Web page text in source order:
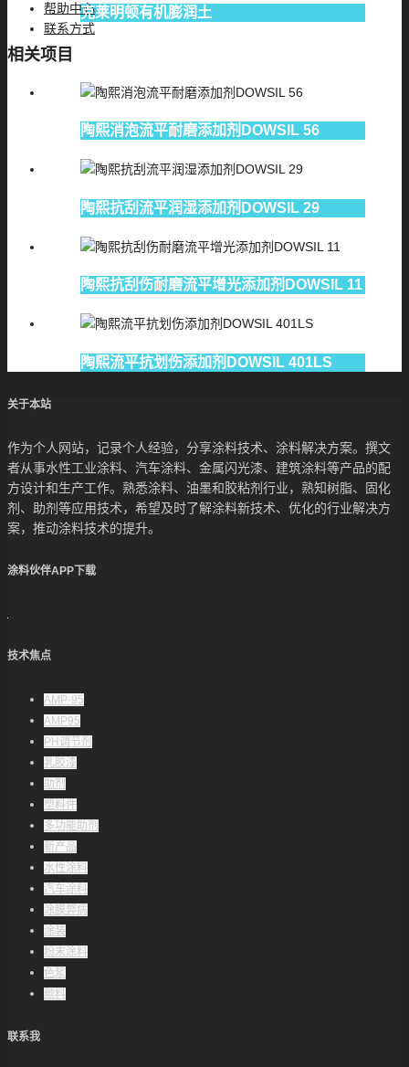
帮助中心
联系方式
克莱明顿有机膨润土
相关项目
陶熙消泡流平耐磨添加剂DOWSIL 56
陶熙抗刮流平润湿添加剂DOWSIL 29
陶熙抗刮伤耐磨流平增光添加剂DOWSIL 11
陶熙流平抗划伤添加剂DOWSIL 401LS
关于本站
作为个人网站，记录个人经验，分享涂料技术、涂料解决方案。撰文
者从事水性工业涂料、汽车涂料、金属闪光漆、建筑涂料等产品的配
方设计和生产工作。熟悉涂料、油墨和胶粘剂行业，熟知树脂、固化
剂、助剂等应用技术，希望及时了解涂料新技术、优化的行业解决方
案，推动涂料技术的提升。
涂料伙伴APP下载
技术焦点
AMP-95
AMP95
PH调节剂
乳胶漆
助剂
塑料件
多功能助剂
新产品
水性涂料
汽车涂料
涂膜弊病
涂装
粉末涂料
色浆
颜料
联系我